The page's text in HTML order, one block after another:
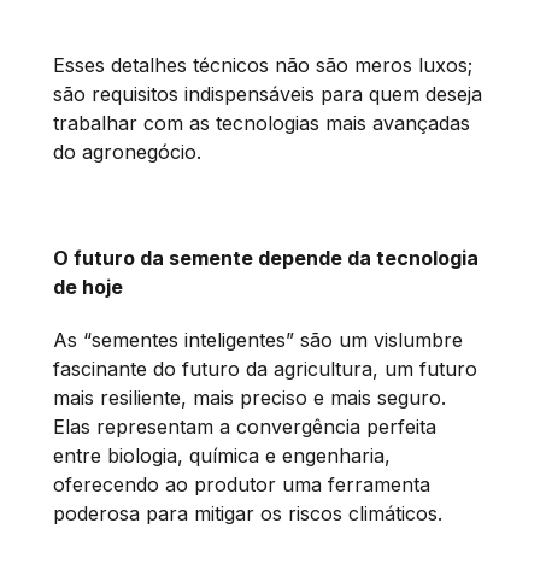
Esses detalhes técnicos não são meros luxos;
são requisitos indispensáveis para quem deseja
trabalhar com as tecnologias mais avançadas
do agronegócio.
O futuro da semente depende da tecnologia
de hoje
As “sementes inteligentes” são um vislumbre
fascinante do futuro da agricultura, um futuro
mais resiliente, mais preciso e mais seguro.
Elas representam a convergência perfeita
entre biologia, química e engenharia,
oferecendo ao produtor uma ferramenta
poderosa para mitigar os riscos climáticos.